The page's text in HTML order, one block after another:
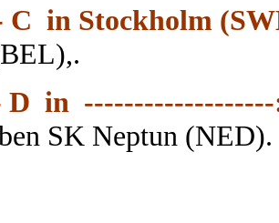
C in Stockholm
,.
D in -------------------
SK Neptun (NED).